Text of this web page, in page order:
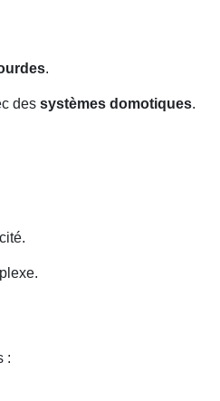
.
des systèmes domotiques.
: